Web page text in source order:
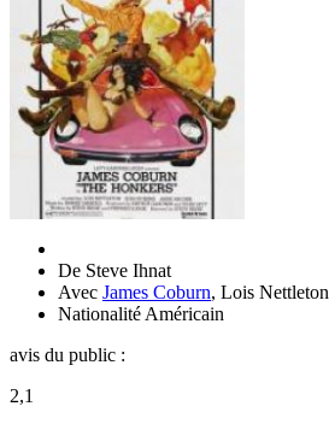
De Steve Ihnat
Avec James Coburn, Lois Nettleton
Nationalité Américain
avis du public :
2,1